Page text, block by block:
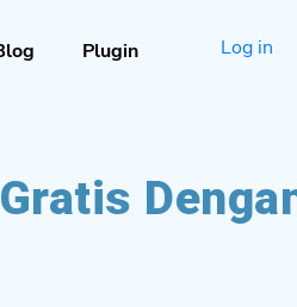
Plugin Log in